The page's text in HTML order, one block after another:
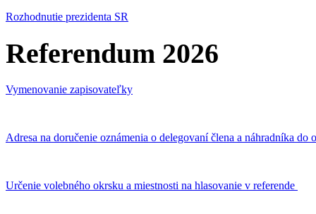
Rozhodnutie prezidenta SR
Referendum 2026
Vymenovanie zapisovateľky
Adresa na doručenie oznámenia o delegovaní člena a náhradníka
Určenie volebného okrsku a miestnosti na hlasovanie v referende